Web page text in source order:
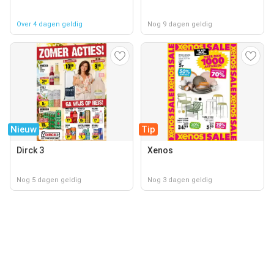
Over 4 dagen geldig Nog 9 dagen geldig
Nieuw
Dirck 3
Nog 5 dagen geldig
Tip
Xenos
Nog 3 dagen geldig